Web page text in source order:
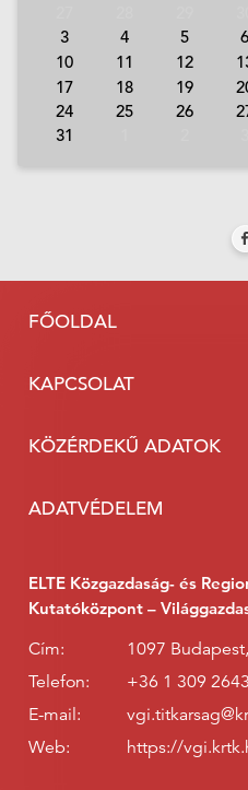
3
4 5 6
10
11 12
17
18 19
24
25 26
31
FŐOLDAL
KAPCSOLAT
KÖZÉRDEKŰ ADATOK
ADATVÉDELEM
ELTE Közgazdaság- és
Kutatóközpont –
Cím:
1097
Telefon:
+36 1 309 2643
E-mail:
Web:
https://